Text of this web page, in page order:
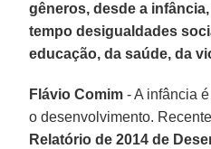
gêneros, desde a
tempo desigualdades
educação, da saúde, da
Flávio Comim - A infância
o desenvolvimento.
Relatório de 2014 de